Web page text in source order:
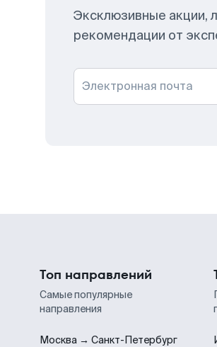
Эксклюзивные акции,
рекомендации от
Электронная почта
Топ направлений
Самые популярные
направления
Москва → Санкт-Петербург